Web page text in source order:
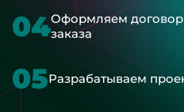
04Оформляем договор
заказа
05Разрабатываем